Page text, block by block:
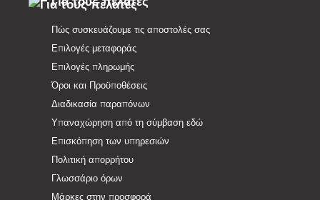
Πώς συσκευάζουμε τις αποστολές σας
Επιλογές μεταφοράς
Επιλογές πληρωμής
Όροι και Προϋποθέσεις
Διαδικασία παραπόνων
Υπαναχώρηση από τη σύμβαση εδώ
Επισκόπηση των υπηρεσιών
Πολιτική απορρήτου
Γλωσσάριο όρων
Μάρκες στην προσφορά